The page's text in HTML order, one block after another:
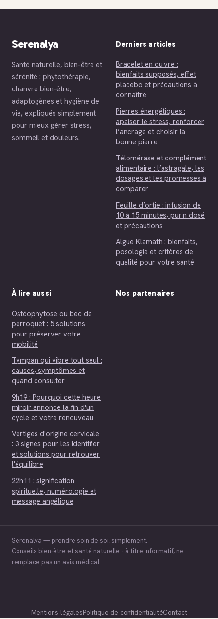
d’acier
éliminer l’eau
Serenalya
Santé naturelle, bien-être et
sérénité : phytothérapie,
chanvre bien-être,
adaptogènes et hygiène de
vie, expliqués simplement
pour mieux gérer stress,
sommeil et douleurs.
Derniers articles
Bracelet en cuivre :
bienfaits supposés, effet
placebo et précautions à
connaître
Pierres énergétiques :
apaiser le stress, renforcer
l’ancrage et choisir la
bonne pierre
Télomérase et complément
alimentaire : l’astragale, les
dosages et les promesses à
comparer
Feuille d’ortie : infusion de
10 à 15 minutes, purin dosé
et précautions
Algue Klamath : bienfaits,
posologie et critères de
qualité pour votre santé
À lire aussi
Ostéophytose ou bec de
perroquet : 5 solutions
pour préserver votre
mobilité
Tympan qui vibre tout seul :
causes, symptômes et
quand consulter
9h19 : Pourquoi cette heure
miroir annonce la fin d'un
cycle et votre renouveau
Vertiges d'origine cervicale
: 3 signes pour les identifier
et solutions pour retrouver
l'équilibre
22h11 : signification
spirituelle, numérologie et
message angélique
Nos partenaires
Serenalya — prendre soin de soi, simplement.
Conseils bien-être et santé naturelle · à titre informatif, ne
remplace pas un avis médical.
Mentions légalesPolitique de confidentialitéContact